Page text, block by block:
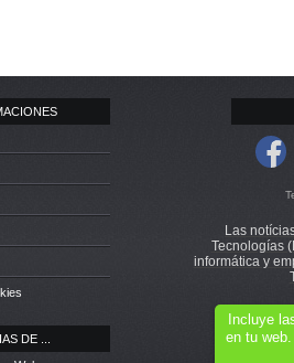
DE ...
Las
Tecnologías
informática y
Incluye
en tu